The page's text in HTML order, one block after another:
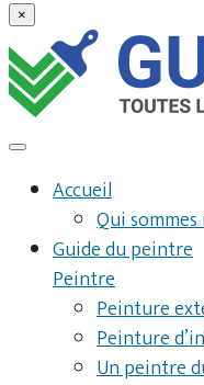
×
Accueil
Qui
Guide du peintre
Peintre
Peinture
Peinture
Un peintre